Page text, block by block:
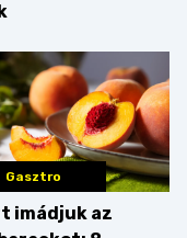
Gasztro
imádjuk az